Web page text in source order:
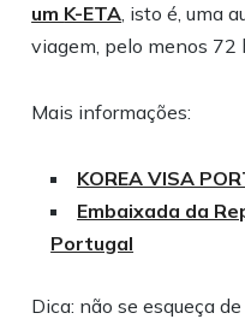
um K-ETA, isto é, uma
viagem, pelo menos 72
Mais informações:
KOREA VISA
Embaixada da
Portugal
Dica: não se esqueça